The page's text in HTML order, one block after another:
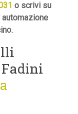
o scrivi su